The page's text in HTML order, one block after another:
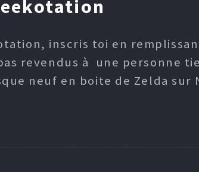
inscris toi en
revendus à une personne
neuf en boite de Zelda sur